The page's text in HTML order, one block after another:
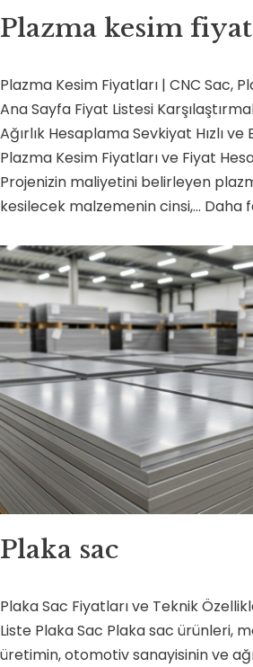
Plazma kesim
Plazma Kesim Fiyatları | CNC Sac,
Ana Sayfa Fiyat Listesi
Ağırlık Hesaplama Sevkiyat Hızlı
Plazma Kesim Fiyatları ve Fiyat
Projenizin maliyetini belirleyen
kesilecek malzemenin cinsi,… Daha
Plaka sac
Plaka Sac Fiyatları ve Teknik
Liste Plaka Sac Plaka sac ürünleri,
üretimin, otomotiv sanayisinin ve